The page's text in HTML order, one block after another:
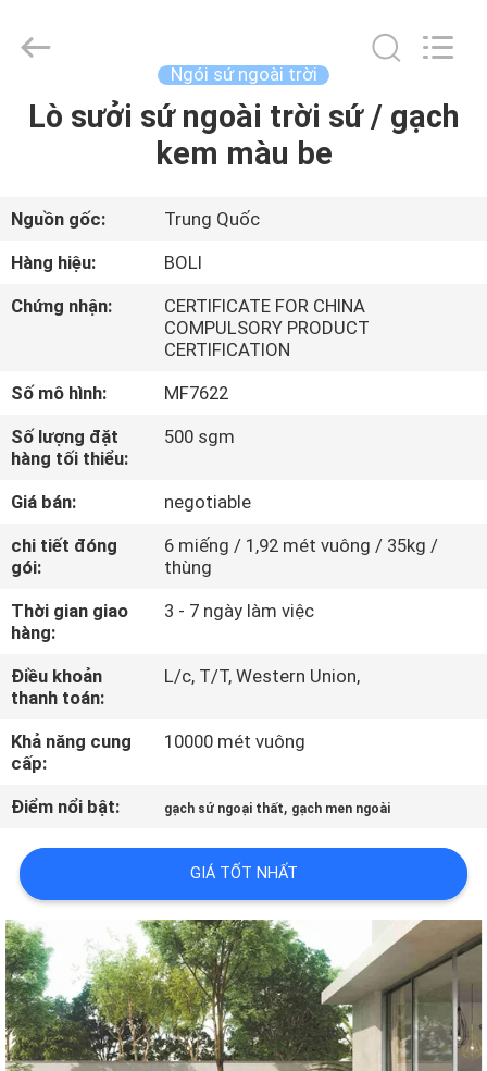
NHÀ
PHẨM
VIDEO
CHÚNG
TÔI
CHUYẾN
THAM
QUAN
NHÀ
MÁY
KIỂM
SOÁT
CHẤT
LIÊN
HỆ
VỚI
CHÚNG
TÔI
CERAMICS
Reserved.
Ngói sứ ngoài trời
Lò sưởi sứ ngoài trời sứ / gạch
kem màu be
Nguồn gốc:
Trung Quốc
Hàng hiệu:
BOLI
Chứng nhận:
CERTIFICATE FOR CHINA
COMPULSORY PRODUCT
CERTIFICATION
Số mô hình:
MF7622
Số lượng đặt
hàng tối thiểu:
500 sgm
Giá bán:
negotiable
chi tiết đóng
gói:
6 miếng / 1,92 mét vuông / 35kg /
thùng
Thời gian giao
hàng:
3 - 7 ngày làm việc
Điều khoản
thanh toán:
L/c, T/T, Western Union,
Khả năng cung
cấp:
10000 mét vuông
Điểm nổi bật: gạch sứ ngoại thất, gạch men ngoài
GIÁ TỐT NHẤT